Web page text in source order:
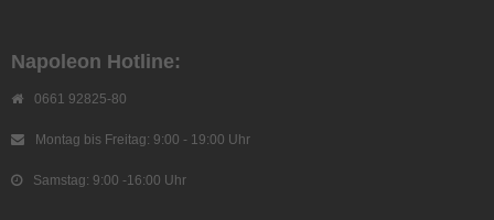
Napoleon Hotline:
0661 92825-80
Montag bis Freitag: 9:00 - 19:00 Uhr
Samstag: 9:00 -16:00 Uhr